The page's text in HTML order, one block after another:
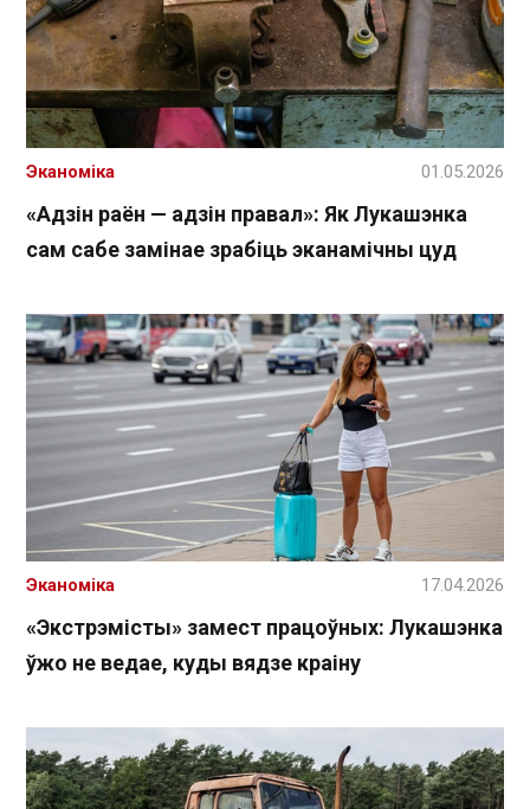
«Адзін раён — адзін правал»: Як Лукашэнка
сам сабе замінае зрабіць эканамічны цуд
Эканоміка 01.05.2026
«Экстрэмісты» замест працоўных: Лукашэнка
ўжо не ведае, куды вядзе краіну
Эканоміка 17.04.2026